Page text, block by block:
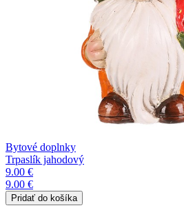
Bytové doplnky
Trpaslík jahodový
9.00 €
9.00 €